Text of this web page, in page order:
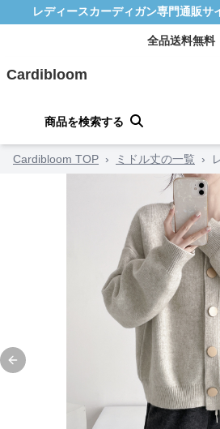
レディースカーディガン専門通販サ
全品送料無料
Cardibloom
商品を検索する
Cardibloom TOP › ミドル丈の一覧 ›
Previous slide